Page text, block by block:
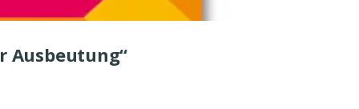
Ausbeutung“